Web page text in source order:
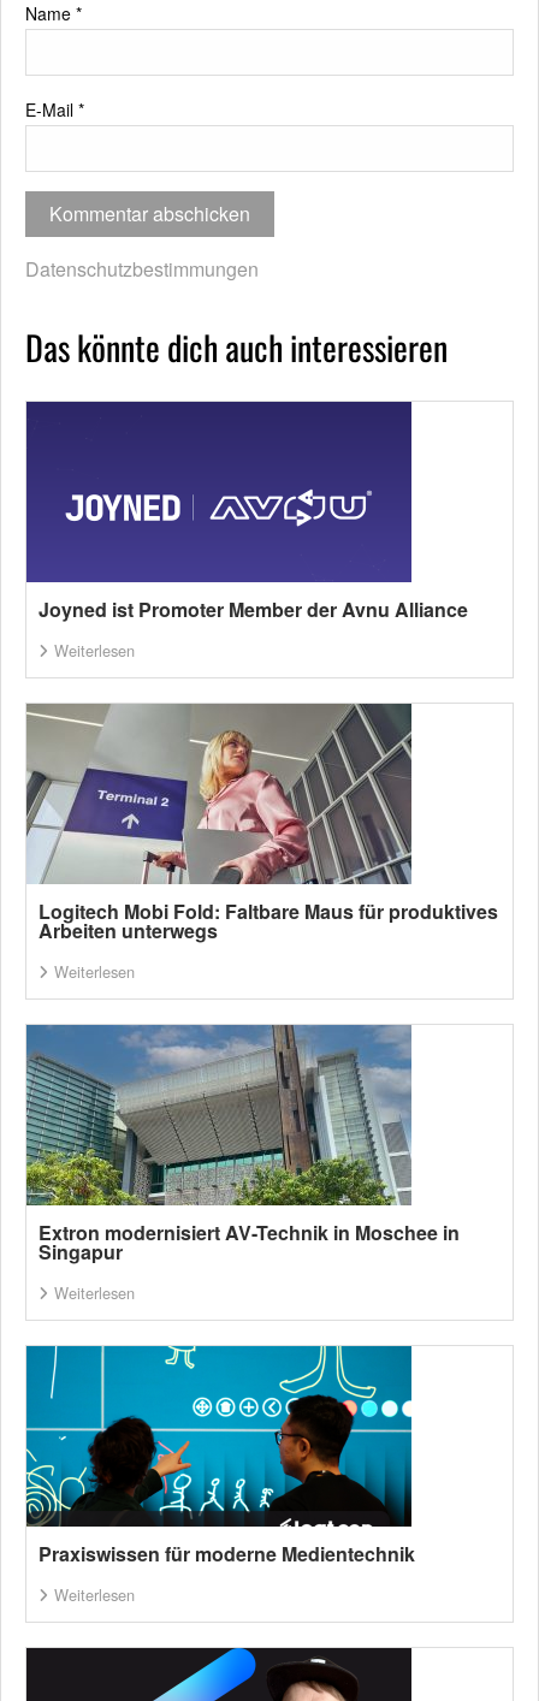
Name *
E-Mail *
Datenschutzbestimmungen
Das könnte dich auch interessieren
Joyned ist Promoter Member der Avnu Alliance
Weiterlesen
Logitech Mobi Fold: Faltbare Maus für produktives
Arbeiten unterwegs
Weiterlesen
Extron modernisiert AV-Technik in Moschee in
Singapur
Weiterlesen
Praxiswissen für moderne Medientechnik
Weiterlesen